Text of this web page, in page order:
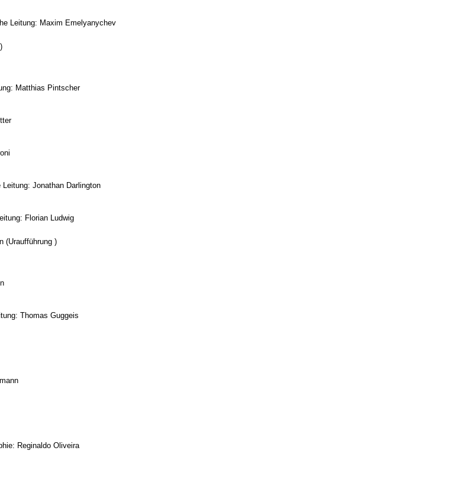
Leitung: Maxim Emelyanychev
Matthias Pintscher
Jonathan Darlington
Florian Ludwig
(Uraufführung )
Thomas Guggeis
Reginaldo Oliveira